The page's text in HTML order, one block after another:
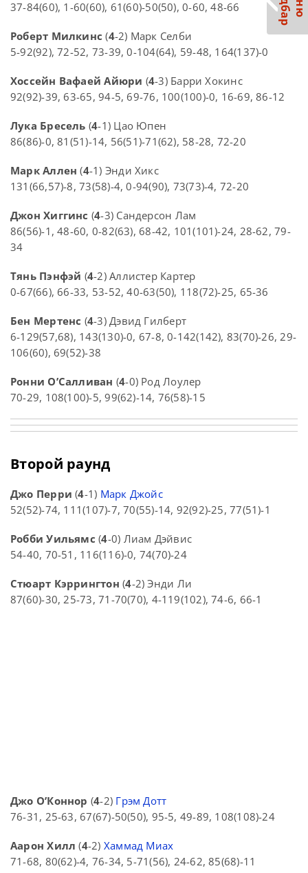
37-84(60), 1-60(60), 61(60)-50(50), 0-60, 48-66
Роберт Милкинс (4-2) Марк Селби
5-92(92), 72-52, 73-39, 0-104(64), 59-48, 164(137)-0
Хоссейн Вафаей Айюри (4-3) Барри Хокинс
92(92)-39, 63-65, 94-5, 69-76, 100(100)-0, 16-69, 86-12
Лука Бресель (4-1) Цао Юпен
86(86)-0, 81(51)-14, 56(51)-71(62), 58-28, 72-20
Марк Аллен (4-1) Энди Хикс
131(66,57)-8, 73(58)-4, 0-94(90), 73(73)-4, 72-20
Джон Хиггинс (4-3) Сандерсон Лам
86(56)-1, 48-60, 0-82(63), 68-42, 101(101)-24, 28-62, 79-
34
Тянь Пэнфэй (4-2) Аллистер Картер
0-67(66), 66-33, 53-52, 40-63(50), 118(72)-25, 65-36
Бен Мертенс (4-3) Дэвид Гилберт
6-129(57,68), 143(130)-0, 67-8, 0-142(142), 83(70)-26, 29-
106(60), 69(52)-38
Ронни О’Салливан (4-0) Род Лоулер
70-29, 108(100)-5, 99(62)-14, 76(58)-15
Второй раунд
Джо Перри (4-1) Марк Джойс
52(52)-74, 111(107)-7, 70(55)-14, 92(92)-25, 77(51)-1
Робби Уильямс (4-0) Лиам Дэйвис
54-40, 70-51, 116(116)-0, 74(70)-24
Стюарт Кэррингтон (4-2) Энди Ли
87(60)-30, 25-73, 71-70(70), 4-119(102), 74-6, 66-1
Джо О’Коннор (4-2) Грэм Дотт
76-31, 25-63, 67(67)-50(50), 95-5, 49-89, 108(108)-24
Аарон Хилл (4-2) Хаммад Миах
71-68, 80(62)-4, 76-34, 5-71(56), 24-62, 85(68)-11